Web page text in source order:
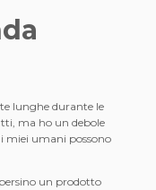
lunghe durante le
ma ho un debole
miei umani possono
un prodotto